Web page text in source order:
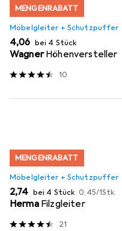
MENGENRABATT
Möbelgleiter + Schutzpuffer
EUR
4,06 bei 4 Stück
Wagner Höhenversteller
10
MENGENRABATT
Möbelgleiter + Schutzpuffer
EUR
2,74 bei 4 Stück EUR
0,45/1Stk.
Herma Filzgleiter
21